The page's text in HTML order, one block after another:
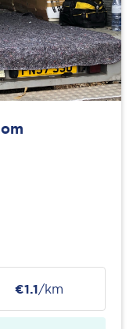
€1.1/km